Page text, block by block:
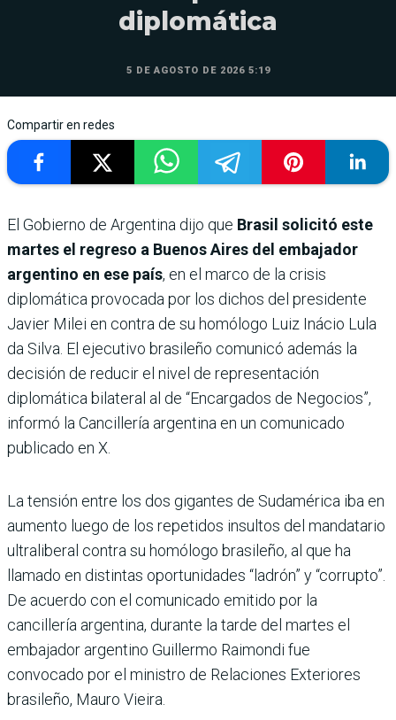
diplomática
5 DE AGOSTO DE 2026 5:19
Compartir en redes
El Gobierno de Argentina dijo que Brasil solicitó este
martes el regreso a Buenos Aires del embajador
argentino en ese país, en el marco de la crisis
diplomática provocada por los dichos del presidente
Javier Milei en contra de su homólogo Luiz Inácio Lula
da Silva. El ejecutivo brasileño comunicó además la
decisión de reducir el nivel de representación
diplomática bilateral al de “Encargados de Negocios”,
informó la Cancillería argentina en un comunicado
publicado en X.
La tensión entre los dos gigantes de Sudamérica iba en
aumento luego de los repetidos insultos del mandatario
ultraliberal contra su homólogo brasileño, al que ha
llamado en distintas oportunidades “ladrón” y “corrupto”.
De acuerdo con el comunicado emitido por la
cancillería argentina, durante la tarde del martes el
embajador argentino Guillermo Raimondi fue
convocado por el ministro de Relaciones Exteriores
brasileño, Mauro Vieira.